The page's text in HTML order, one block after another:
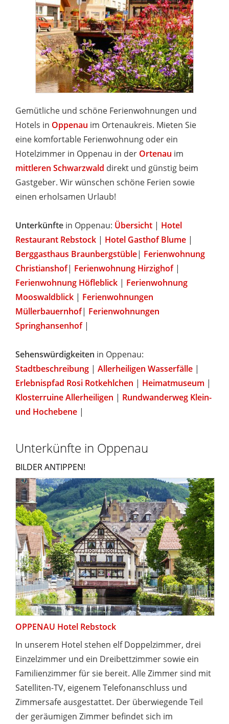
Gemütliche und schöne Ferienwohnungen und
Hotels in Oppenau im Ortenaukreis. Mieten Sie
eine komfortable Ferienwohnung oder ein
Hotelzimmer in Oppenau in der Ortenau im
mittleren Schwarzwald direkt und günstig beim
Gastgeber. Wir wünschen schöne Ferien sowie
einen erholsamen Urlaub!
Unterkünfte in Oppenau: Übersicht | Hotel
Restaurant Rebstock | Hotel Gasthof Blume |
Berggasthaus Braunbergstüble| Ferienwohnung
Christianshof| Ferienwohnung Hirzighof|
Ferienwohnung Höfleblick | Ferienwohnung
Mooswaldblick | Ferienwohnungen
Müllerbauernhof| Ferienwohnungen
Springhansenhof|
Sehenswürdigkeiten in Oppenau:
Stadtbeschreibung | Allerheiligen Wasserfälle |
Erlebnispfad Rosi Rotkehlchen | Heimatmuseum |
Klosterruine Allerheiligen | Rundwanderweg Klein-
und Hochebene |
Unterkünfte in Oppenau
BILDER ANTIPPEN!
OPPENAU Hotel Rebstock
In unserem Hotel stehen elf Doppelzimmer, drei
Einzelzimmer und ein Dreibettzimmer sowie ein
Familienzimmer für sie bereit. Alle Zimmer sind mit
Satelliten-TV, eigenem Telefonanschluss und
Zimmersafe ausgestattet. Der überwiegende Teil
der geräumigen Zimmer befindet sich im